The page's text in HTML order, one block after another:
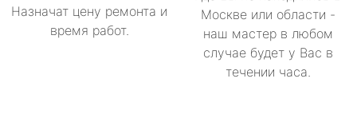
Назначат цену ремонта и
время работ.
Москве или области -
наш мастер в любом
случае будет у Вас в
течении часа.